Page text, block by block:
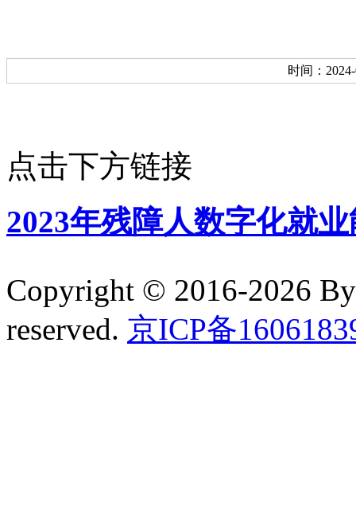
时间：
点击下方链接
2023年残障人数字化就
Copyright © 2016-2026
reserved. 京ICP备